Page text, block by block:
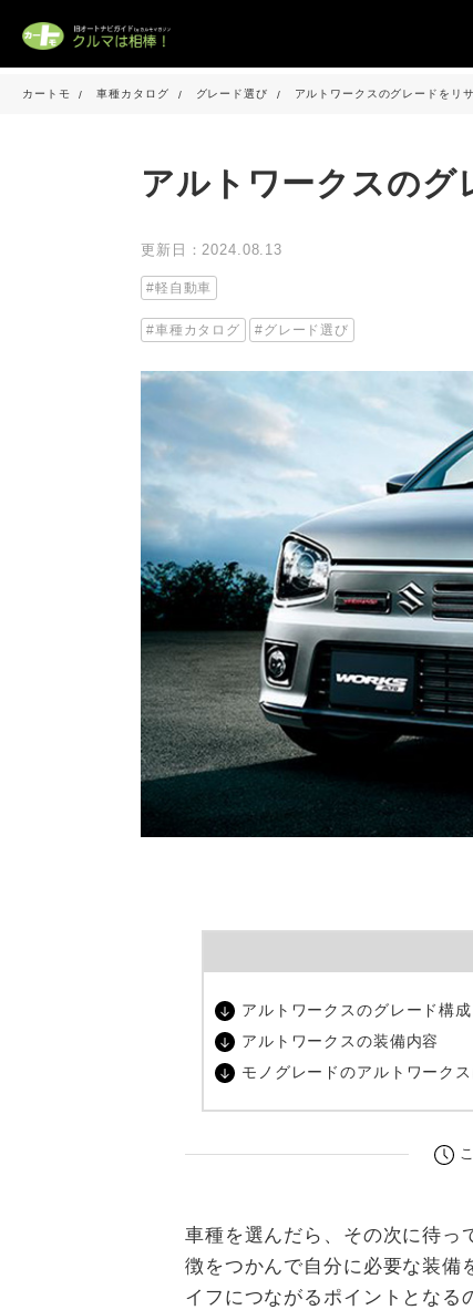
カートモ 車種カタログ グレード選び アルトワークスのグレードをリサ
アルトワークスのグ
更新日：2024.08.13
軽自動車
車種カタログ グレード選び
アルトワークスのグレード構成
アルトワークスの装備内容
モノグレードのアルトワーク
車種を選んだら、その次に待っ
徴をつかんで自分に必要な装備
イフにつながるポイントとなる